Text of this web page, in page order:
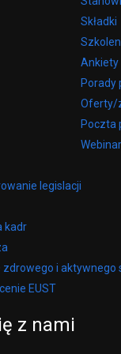
Składki
Ankiety
Porady
Oferty/
Poczta
legislacji
kadr
zdrowego i aktywnego
EUST
z nami